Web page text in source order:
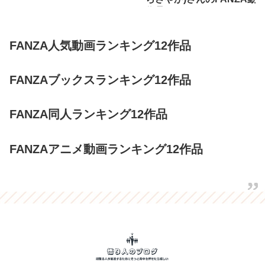
FANZA人気動画ランキング12作品
FANZAブックスランキング12作品
FANZA同人ランキング12作品
FANZAアニメ動画ランキング12作品